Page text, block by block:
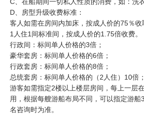
D、房型升级收费标准：
客人如需在房间内加床，按成人价的75％收
1人住1间标准间，按成人价的1.75倍收费。
行政间：标间单人价格的3倍；
豪华套房：标间单人价格的6倍；
行政套房：标间单人价格的8倍；
总统套房：标间单人价格的（2人住）10倍
游客如需指定2楼以上楼层房间，每上一层
用，根据每艘游船布局不同，可以指定游船
名咨询时为准。